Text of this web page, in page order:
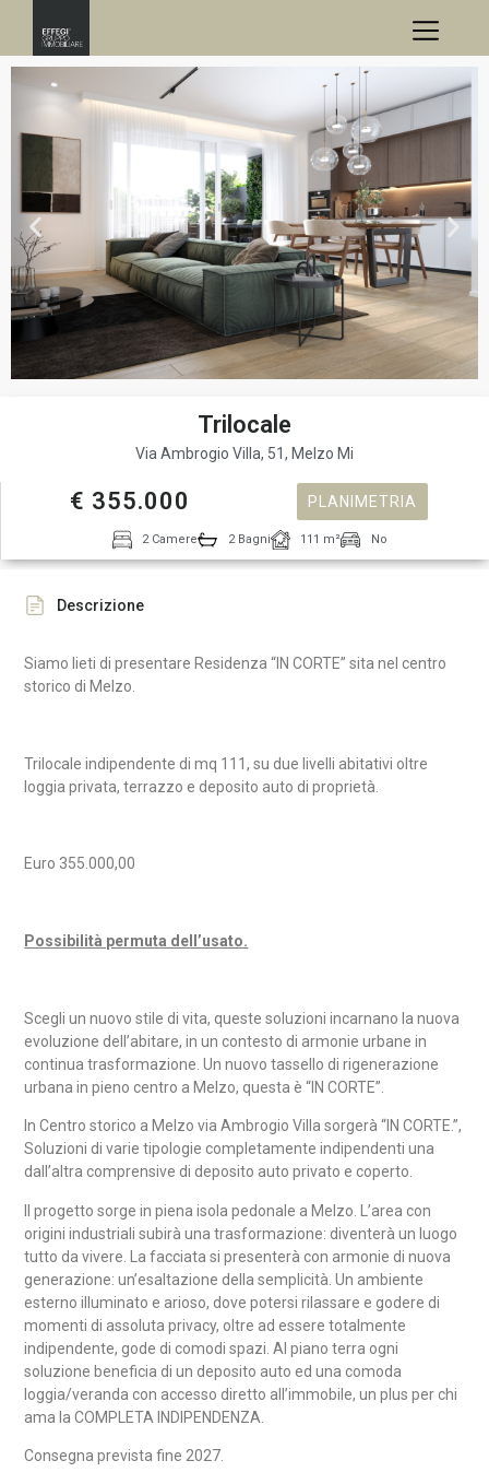
Trilocale
Via Ambrogio Villa, 51, Melzo Mi
€ 355.000 PLANIMETRIA
2 Camere 2 Bagni 111 m² No
Descrizione
Siamo lieti di presentare Residenza “IN CORTE” sita nel centro
storico di Melzo.
Trilocale indipendente di mq 111, su due livelli abitativi oltre
loggia privata, terrazzo e deposito auto di proprietà.
Euro 355.000,00
Possibilità permuta dell’usato.
Scegli un nuovo stile di vita, queste soluzioni incarnano la nuova
evoluzione dell’abitare, in un contesto di armonie urbane in
continua trasformazione. Un nuovo tassello di rigenerazione
urbana in pieno centro a Melzo, questa è “IN CORTE”.
In Centro storico a Melzo via Ambrogio Villa sorgerà “IN CORTE.”,
Soluzioni di varie tipologie completamente indipendenti una
dall’altra comprensive di deposito auto privato e coperto.
Il progetto sorge in piena isola pedonale a Melzo. L’area con
origini industriali subirà una trasformazione: diventerà un luogo
tutto da vivere. La facciata si presenterà con armonie di nuova
generazione: un’esaltazione della semplicità. Un ambiente
esterno illuminato e arioso, dove potersi rilassare e godere di
momenti di assoluta privacy, oltre ad essere totalmente
indipendente, gode di comodi spazi. Al piano terra ogni
soluzione beneficia di un deposito auto ed una comoda
loggia/veranda con accesso diretto all’immobile, un plus per chi
ama la COMPLETA INDIPENDENZA.
Consegna prevista fine 2027.